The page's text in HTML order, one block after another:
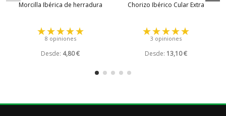
Morcilla Ibérica de herradura
8 opiniones
Desde: 4,80 €
Chorizo Ibérico Cular Extra
3 opiniones
Desde: 13,10 €